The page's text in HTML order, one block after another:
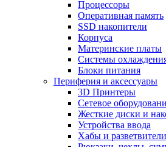
Процессоры
Оперативная память
SSD накопители
Корпуса
Материнские платы
Системы
Блоки питания
Периферия и аксессуары
3D Принтеры
Сетевое
Жесткие диски и
Устройства ввода
Хабы и разветвители